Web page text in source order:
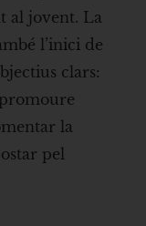
al jovent. La
l’inici de
clars:
la
pel